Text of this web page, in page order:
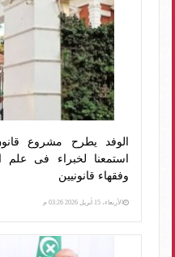
الوفد يطرح مشروع
استمعنا لخبراء فى علم
وفقهاء قانونيين
الأربعاء، 15 أبريل 2026 03:26 م